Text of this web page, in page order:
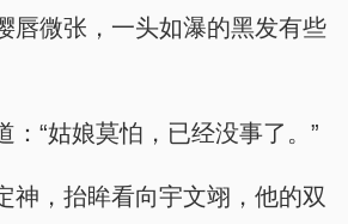
唇微张，一头如瀑的黑发有些
：“姑娘莫怕，已经没事了。”
神，抬眸看向宇文翊，他的双